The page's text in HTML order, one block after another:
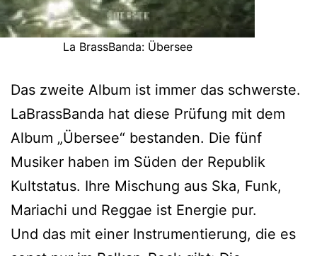
La BrassBanda: Übersee
Das zweite Album ist immer das schwerste.
LaBrassBanda hat diese Prüfung mit dem
Album „Übersee“ bestanden. Die fünf
Musiker haben im Süden der Republik
Kultstatus. Ihre Mischung aus Ska, Funk,
Mariachi und Reggae ist Energie pur.
Und das mit einer Instrumentierung, die es